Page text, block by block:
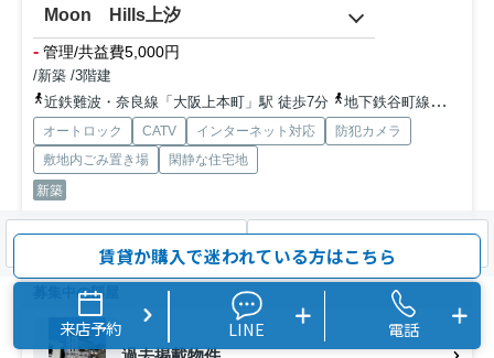
Moon Hills上汐
- 管理/共益費5,000円
/新築 /3階建
近鉄難波・奈良線「大阪上本町」駅 徒歩7分
地下鉄谷町線「谷町九丁目」駅 徒歩10分
オートロック CATV インターネット対応
防犯カメラ
敷地内ごみ置き場
閑静な住宅地
新築
こだわりポイント満載のMoon Hills上汐。天王寺郵便局まで233mで
す。室内設備は浴室乾燥機・洗面所独立などが揃っ...もっと見る
募集中の部屋
検索条件を変更 まとめてお問い合わせ
賃貸か購入で迷われている方はこちら
来店予約 LINE 電話